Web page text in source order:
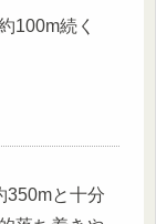
100m続く
350mと十分